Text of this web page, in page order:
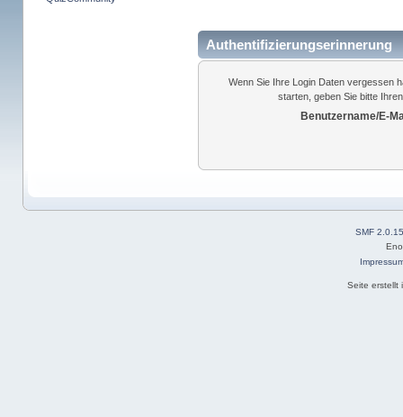
Authentifizierungserinnerung
Wenn Sie Ihre Login Daten vergessen
starten, geben Sie bitte
Benutzername/E-
SMF 2.0.15
Seite erstellt